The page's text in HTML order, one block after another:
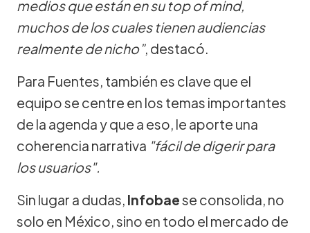
medios que están en su top of mind,
muchos de los cuales tienen audiencias
realmente de nicho”, destacó.
Para Fuentes, también es clave que el
equipo se centre en los temas importantes
de la agenda y que a eso, le aporte una
coherencia narrativa "fácil de digerir para
los usuarios".
Sin lugar a dudas, Infobaese consolida, no
solo en México, sino en todo el mercado de